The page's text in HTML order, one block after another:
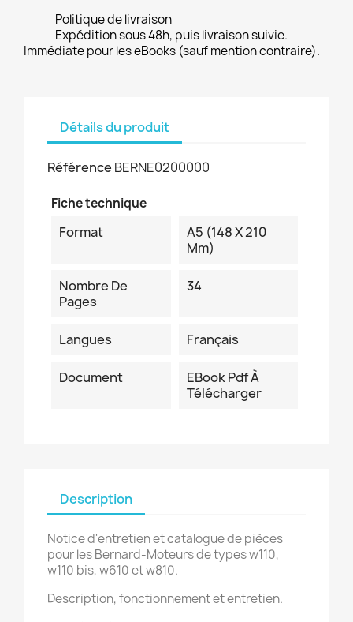
Politique de livraison
Expédition sous 48h, puis livraison suivie.
Immédiate pour les eBooks (sauf mention contraire).
Détails du produit
Référence BERNE0200000
Fiche technique
Format
A5 (148 X 210
Mm)
Nombre De
Pages
34
Langues Français
Document
EBook Pdf À
Télécharger
Description
Notice d'entretien et catalogue de pièces
pour les Bernard-Moteurs de types w110,
w110 bis, w610 et w810.
Description, fonctionnement et entretien.